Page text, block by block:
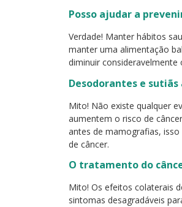
Posso ajudar a
Verdade! Manter hábitos
manter uma alimentação
diminuir consideravelmente
Desodorantes e
Mito! Não existe qualquer
aumentem o risco de
antes de mamografias,
de câncer.
O tratamento do
Mito! Os efeitos colaterais
sintomas desagradáveis